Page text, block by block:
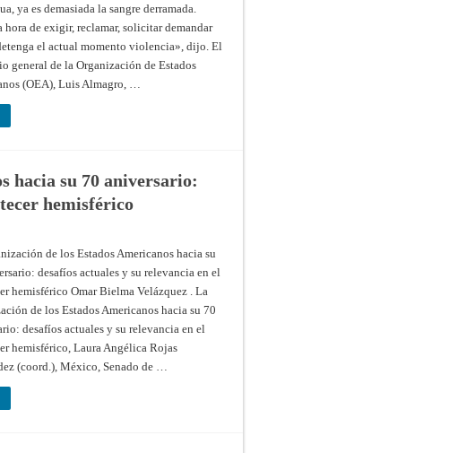
ya es demasiada la sangre derramada.
hora de exigir, reclamar, solicitar demandar
el actual momento violencia», dijo. El
general de la Organización de Estados
(OEA), Luis Almagro, …
hacia su 70 aniversario:
hemisférico
de los Estados Americanos hacia su
desafíos actuales y su relevancia en el
hemisférico Omar Bielma Velázquez . La
de los Estados Americanos hacia su 70
desafíos actuales y su relevancia en el
hemisférico, Laura Angélica Rojas
(coord.), México, Senado de …